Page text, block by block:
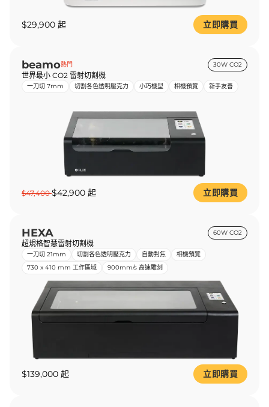
$29,900 起 立即購買
beamo熱門 30W CO2
世界最小 CO2 雷射切割機
一刀切 7mm 切割各色透明壓克力 小巧機型 相機預覽 新手友善
$47,400$42,900 起 立即購買
HEXA 60W CO2
超規格智慧雷射切割機
一刀切 21mm 切割各色透明壓克力 自動對焦
相機預覽
730 x 410 mm 工作區域
900mm/s 高速雕刻
$139,000 起 立即購買